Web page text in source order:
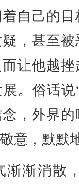
自己的
，甚至
让他越
。俗话
，外界
意，默默
渐渐消散